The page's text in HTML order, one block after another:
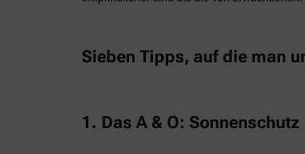
Sieben Tipps, auf die man
1. Das A & O: Sonnenschutz